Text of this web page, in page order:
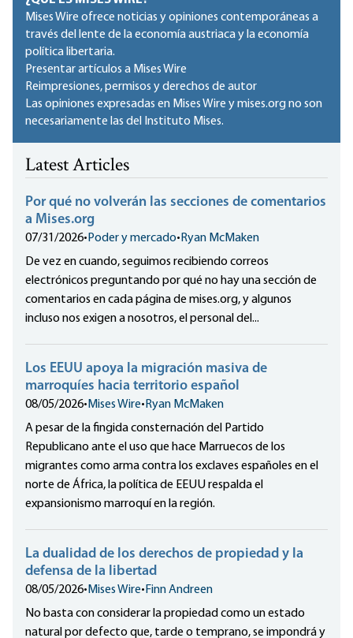
Mises Wire ofrece noticias y opiniones contemporáneas a
través del lente de la economía austriaca y la economía
política libertaria.
Presentar artículos a Mises Wire
Reimpresiones, permisos y derechos de autor
Las opiniones expresadas en Mises Wire y mises.org no son
necesariamente las del Instituto Mises.
Latest Articles
Por qué no volverán las secciones de comentarios
a Mises.org
07/31/2026• Poder y mercado• Ryan McMaken
De vez en cuando, seguimos recibiendo correos
electrónicos preguntando por qué no hay una sección de
comentarios en cada página de mises.org, y algunos
incluso nos exigen a nosotros, el personal del...
Los EEUU apoya la migración masiva de
marroquíes hacia territorio español
08/05/2026• Mises Wire• Ryan McMaken
A pesar de la fingida consternación del Partido
Republicano ante el uso que hace Marruecos de los
migrantes como arma contra los exclaves españoles en el
norte de África, la política de EEUU respalda el
expansionismo marroquí en la región.
La dualidad de los derechos de propiedad y la
defensa de la libertad
08/05/2026• Mises Wire• Finn Andreen
No basta con considerar la propiedad como un estado
natural por defecto que, tarde o temprano, se impondrá y